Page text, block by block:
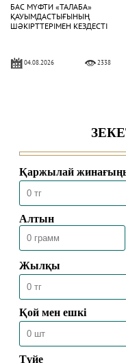
БАС МҮФТИ «ТАЛАБА»
ҚАУЫМДАСТЫҒЫНЫҢ
ШӘКІРТТЕРІМЕН КЕЗДЕСТІ
04.08.2026 2338
04.08.2026 2046
БАС МҮФТИ ТӨРАЛҚА МӘЖІЛІСІН
ӨТКІЗДІ
31.07.2026